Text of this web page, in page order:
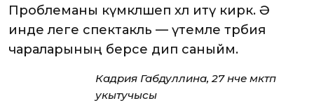
Проблеманы күмәкләшеп хәл итү кирәк. Ә
инде әлеге спектакль — үтемле тәрбия
чараларының берсе дип саныйм.
Кадрия Габдуллина, 27 нче мәктәп
укытучысы